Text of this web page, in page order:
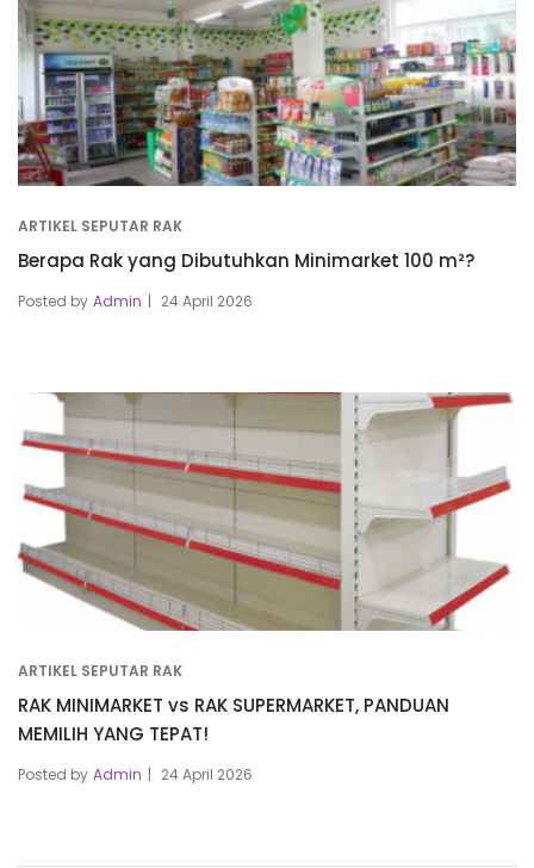
ARTIKEL SEPUTAR RAK
Berapa Rak yang Dibutuhkan Minimarket 100 m²?
Posted by Admin 24 April 2026
ARTIKEL SEPUTAR RAK
RAK MINIMARKET vs RAK SUPERMARKET, PANDUAN
MEMILIH YANG TEPAT!
Posted by Admin 24 April 2026